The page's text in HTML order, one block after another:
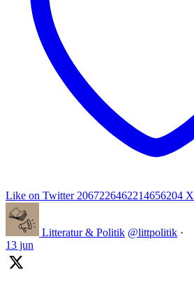
Like on Twitter 2067226462214656204 X
Litteratur & Politik @littpolitik ·
13 jun